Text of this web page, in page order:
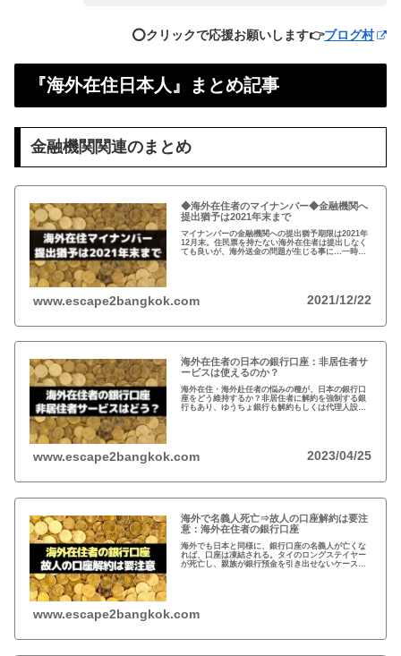
⭕️クリックで応援お願いします👉ブログ村
『海外在住日本人』まとめ記事
金融機関関連のまとめ
◆海外在住者のマイナンバー◆金融機関へ
提出猶予は2021年末まで
マイナンバーの金融機関への提出猶予期限は2021年
12月末。住民票を持たない海外在住者は提出しなく
ても良いが、海外送金の問題が生じる事に…一時帰
www.escape2bangkok.com 2021/12/22
海外在住者の日本の銀行口座：非居住者サ
ービスは使えるのか？
海外在住・海外赴任者の悩みの種が、日本の銀行口
座をどう維持するか？非居住者に解約を強制する銀
行もあり、ゆうちょ銀行も解約もしくは代理人設定
www.escape2bangkok.com 2023/04/25
海外で名義人死亡⇒故人の口座解約は要注
意：海外在住者の銀行口座
海外でも日本と同様に、銀行口座の名義人が亡くな
れば、口座は凍結される。タイのロングステイヤー
が死亡し、親族が銀行預金を引き出せないケースが
www.escape2bangkok.com